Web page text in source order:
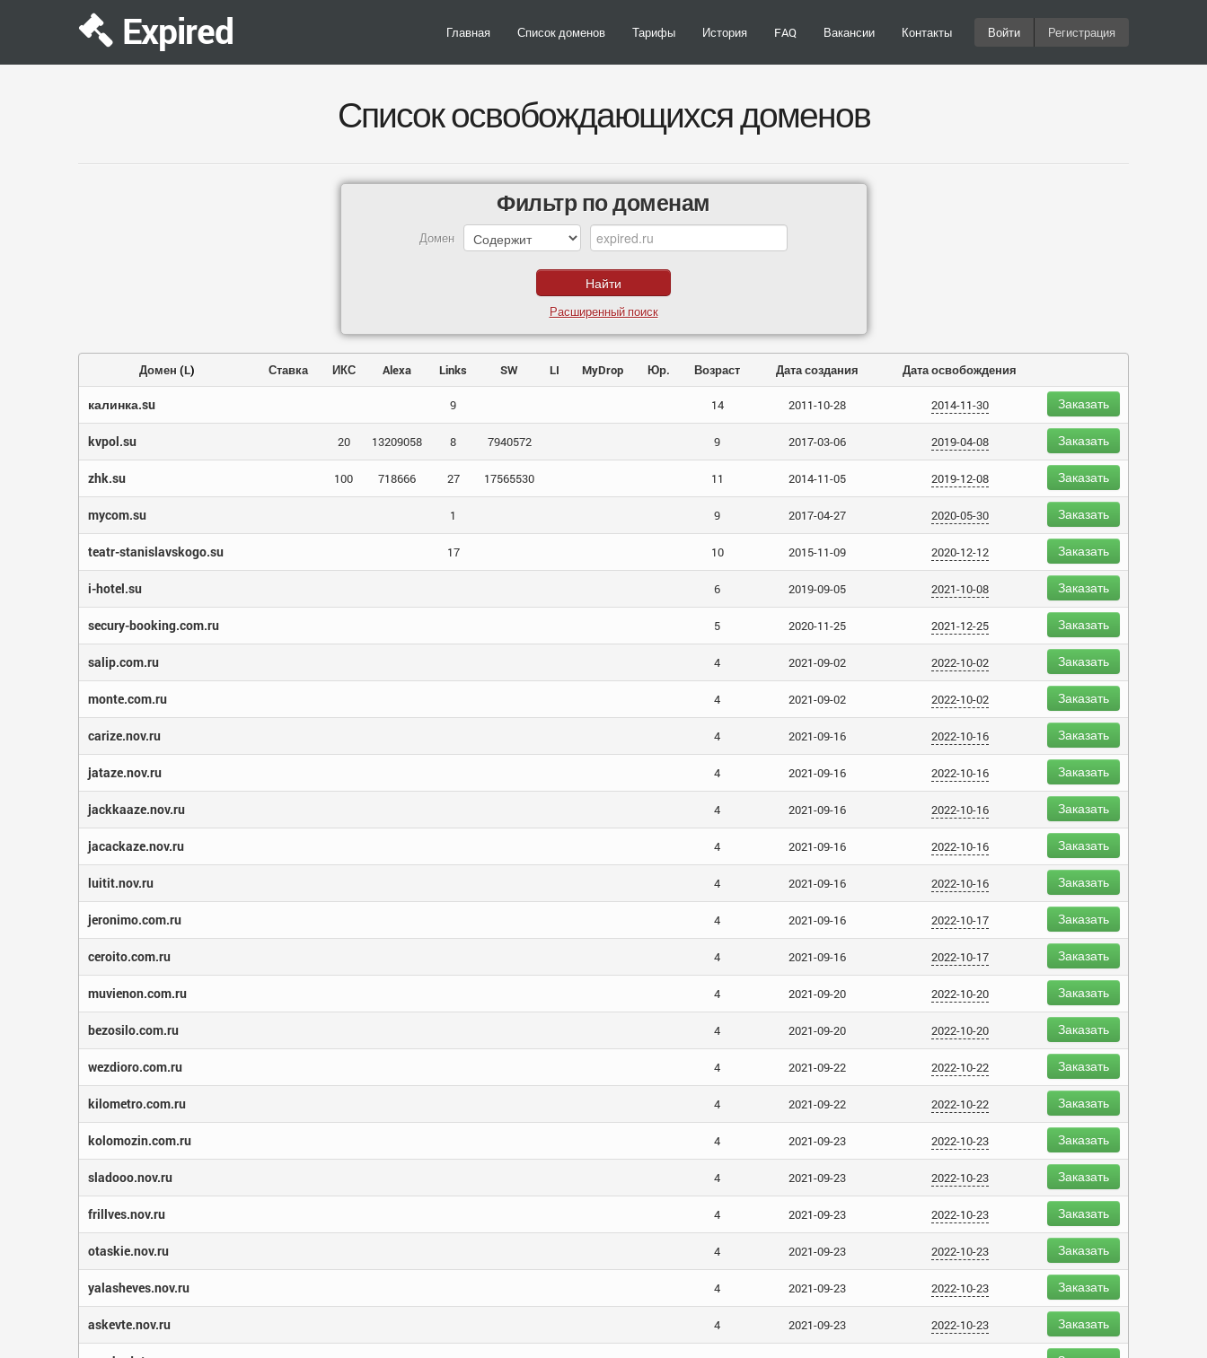
Expired Главная Список доменов Тарифы История FAQ Вакансии Контакты Войти Регистрация
Список освобождающихся доменов
Фильтр по доменам
Домен
Расширенный поиск
Домен (L) Ставка ИКС Alexa Links SW LI MyDrop Юр. Возраст Дата создания Дата освобождения
калинка.su 9 14 2011-10-28 2014-11-30 Заказать
kvpol.su 20 13209058 8 7940572 9 2017-03-06 2019-04-08 Заказать
zhk.su 100 718666 27 17565530 11 2014-11-05 2019-12-08 Заказать
mycom.su 1 9 2017-04-27 2020-05-30 Заказать
teatr-stanislavskogo.su 17 10 2015-11-09 2020-12-12 Заказать
i-hotel.su 6 2019-09-05 2021-10-08 Заказать
secury-booking.com.ru 5 2020-11-25 2021-12-25 Заказать
salip.com.ru 4 2021-09-02 2022-10-02 Заказать
monte.com.ru 4 2021-09-02 2022-10-02 Заказать
carize.nov.ru 4 2021-09-16 2022-10-16 Заказать
jataze.nov.ru 4 2021-09-16 2022-10-16 Заказать
jackkaaze.nov.ru 4 2021-09-16 2022-10-16 Заказать
jacackaze.nov.ru 4 2021-09-16 2022-10-16 Заказать
luitit.nov.ru 4 2021-09-16 2022-10-16 Заказать
jeronimo.com.ru 4 2021-09-16 2022-10-17 Заказать
ceroito.com.ru 4 2021-09-16 2022-10-17 Заказать
muvienon.com.ru 4 2021-09-20 2022-10-20 Заказать
bezosilo.com.ru 4 2021-09-20 2022-10-20 Заказать
wezdioro.com.ru 4 2021-09-22 2022-10-22 Заказать
kilometro.com.ru 4 2021-09-22 2022-10-22 Заказать
kolomozin.com.ru 4 2021-09-23 2022-10-23 Заказать
sladooo.nov.ru 4 2021-09-23 2022-10-23 Заказать
frillves.nov.ru 4 2021-09-23 2022-10-23 Заказать
otaskie.nov.ru 4 2021-09-23 2022-10-23 Заказать
yalasheves.nov.ru 4 2021-09-23 2022-10-23 Заказать
askevte.nov.ru 4 2021-09-23 2022-10-23 Заказать